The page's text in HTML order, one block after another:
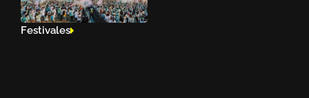
Festivales